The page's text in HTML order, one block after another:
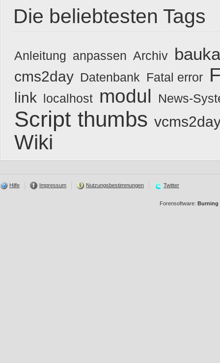
Die beliebtesten Tags
Anleitung anpassen Archiv
cms2day Datenbank Fatal error
link localhost modul News-
Script thumbs
Wiki
Hilfe Impressum Nutzungsbestimmungen Twitter
Forensoftware: Burning